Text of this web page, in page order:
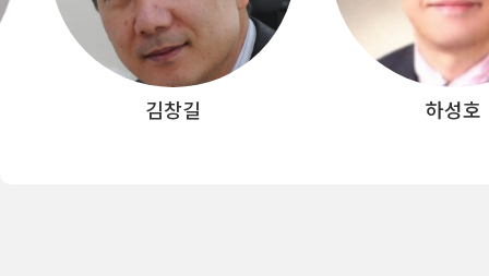
하성호 박창제